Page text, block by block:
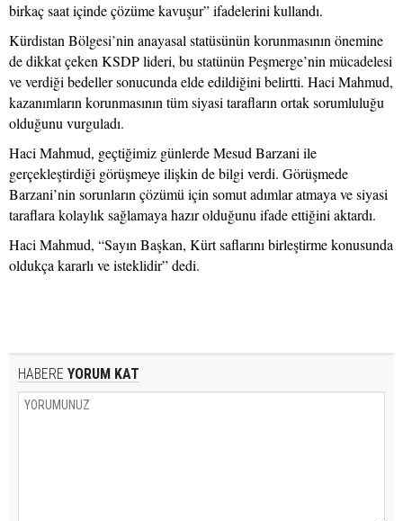
birkaç saat içinde çözüme kavuşur” ifadelerini kullandı.
Kürdistan Bölgesi’nin anayasal statüsünün korunmasının önemine
de dikkat çeken KSDP lideri, bu statünün Peşmerge’nin mücadelesi
ve verdiği bedeller sonucunda elde edildiğini belirtti. Haci Mahmud,
kazanımların korunmasının tüm siyasi tarafların ortak sorumluluğu
olduğunu vurguladı.
Haci Mahmud, geçtiğimiz günlerde Mesud Barzani ile
gerçekleştirdiği görüşmeye ilişkin de bilgi verdi. Görüşmede
Barzani’nin sorunların çözümü için somut adımlar atmaya ve siyasi
taraflara kolaylık sağlamaya hazır olduğunu ifade ettiğini aktardı.
Haci Mahmud, “Sayın Başkan, Kürt saflarını birleştirme konusunda
oldukça kararlı ve isteklidir” dedi.
HABERE YORUM KAT